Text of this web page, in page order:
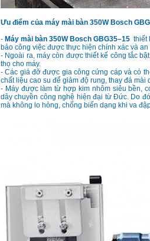
Ưu điểm của máy mài bàn 350W Bosch
- Máy mài bàn 350W Bosch GBG35–15 thiết
bảo công việc được thực hiện chính xác và
- Ngoài ra, máy còn được thiết kế công tắc
thọ cho máy.
- Các giá đỡ được gia công cứng cáp và có
chất liệu cao su để giảm độ rung, thay đá
- Máy được làm từ hợp kim nhôm siêu bền,
dây chuyền công nghệ hiện đại từ Đức. Do
mà không lo hỏng, chống biến dạng khi va